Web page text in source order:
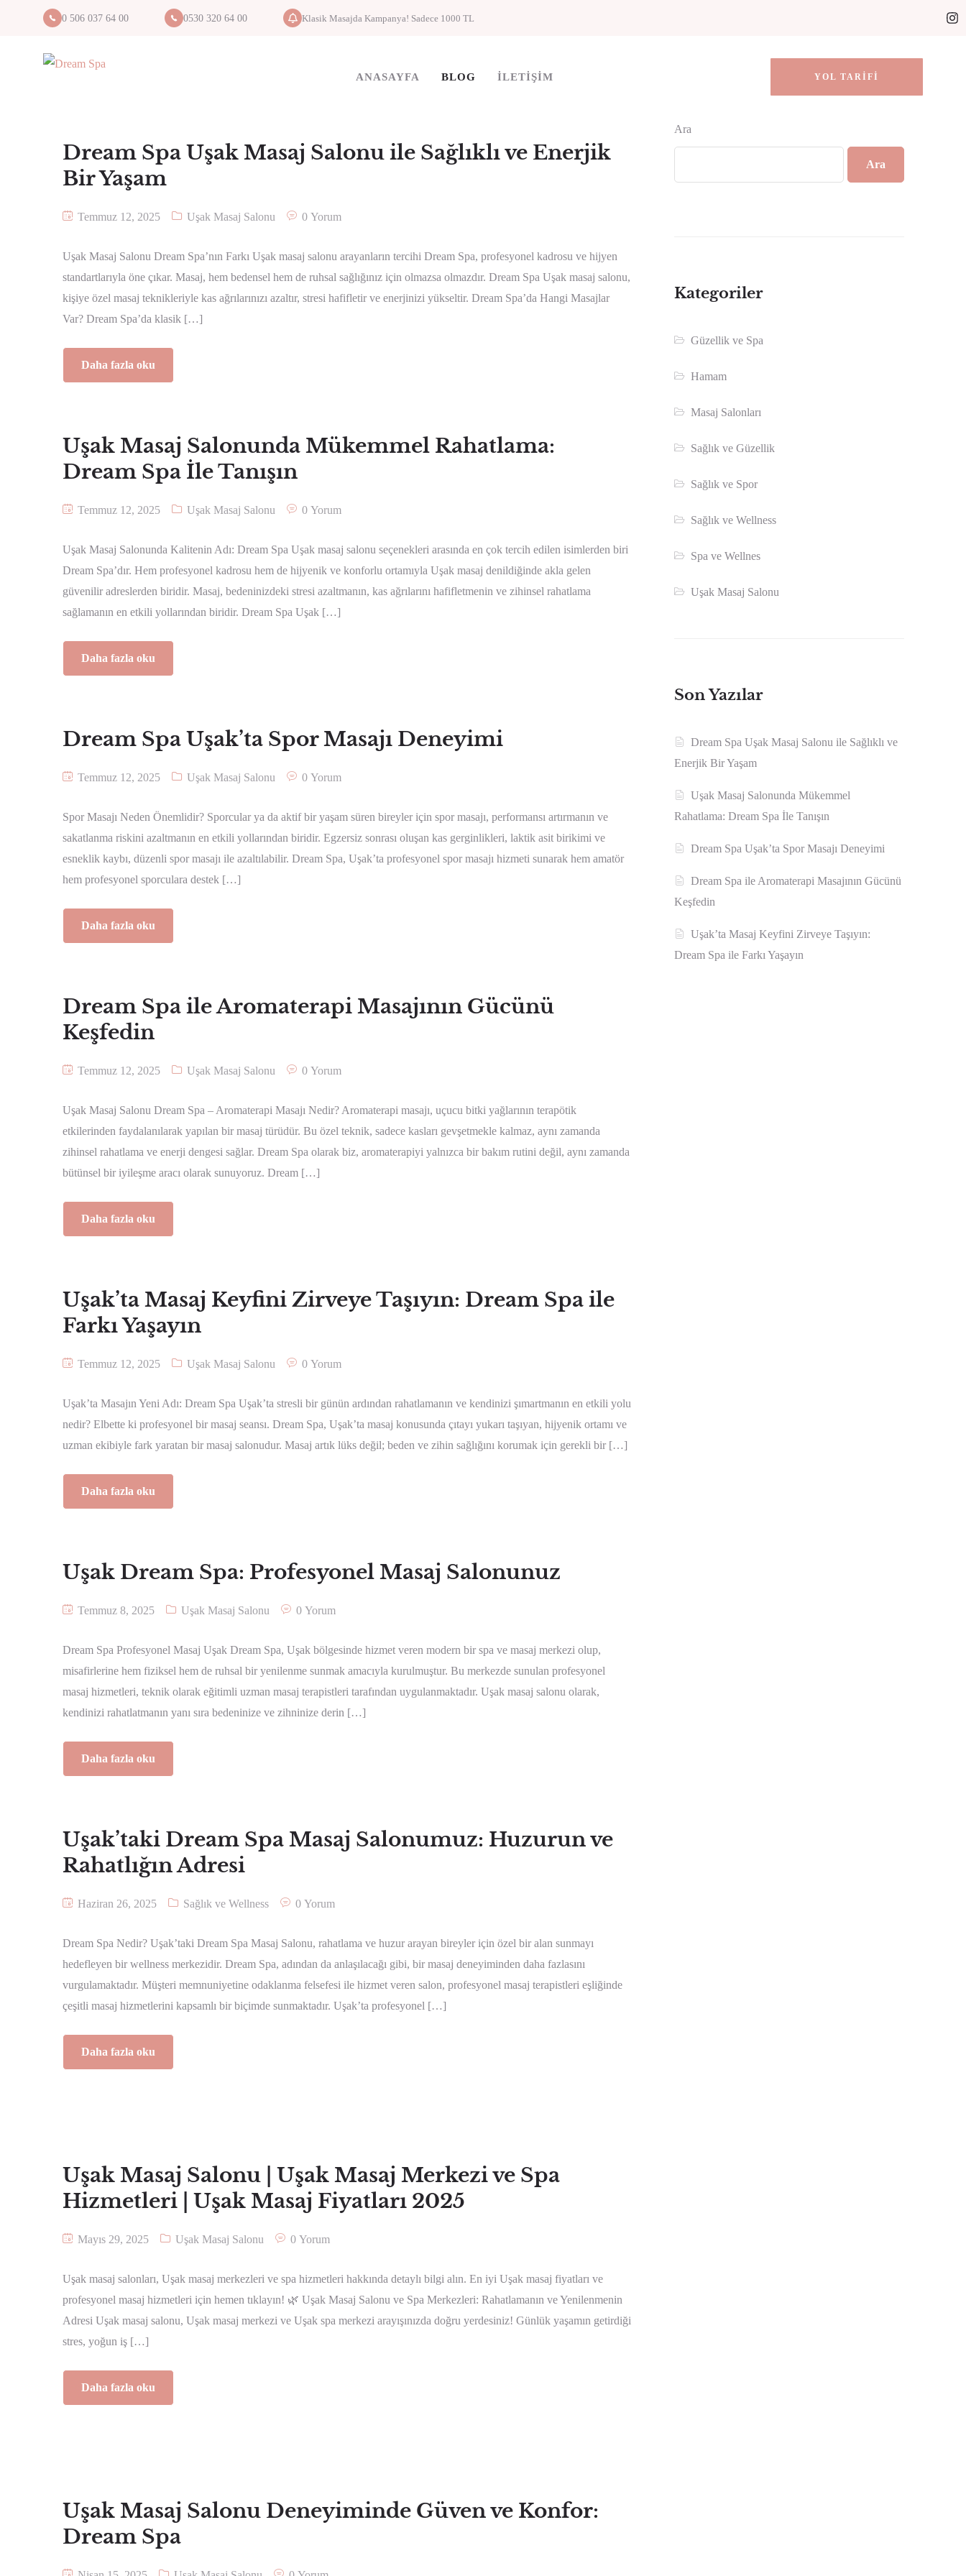
0 506 037 64 00 0530 320 64 00 Klasik Masajda Kampanya! Sadece 1000 TL
ANASAYFA BLOG İLETIŞIM YOL TARIFI
Dream Spa Uşak Masaj Salonu ile Sağlıklı ve Enerjik
Bir Yaşam
Temmuz 12, 2025 Uşak Masaj Salonu 0 Yorum
Uşak Masaj Salonu Dream Spa’nın Farkı Uşak masaj salonu arayanların tercihi Dream Spa, profesyonel kadrosu ve hijyen
standartlarıyla öne çıkar. Masaj, hem bedensel hem de ruhsal sağlığınız için olmazsa olmazdır. Dream Spa Uşak masaj salonu,
kişiye özel masaj teknikleriyle kas ağrılarınızı azaltır, stresi hafifletir ve enerjinizi yükseltir. Dream Spa’da Hangi Masajlar
Var? Dream Spa’da klasik […]
Daha fazla oku
Uşak Masaj Salonunda Mükemmel Rahatlama:
Dream Spa İle Tanışın
Temmuz 12, 2025 Uşak Masaj Salonu 0 Yorum
Uşak Masaj Salonunda Kalitenin Adı: Dream Spa Uşak masaj salonu seçenekleri arasında en çok tercih edilen isimlerden biri
Dream Spa’dır. Hem profesyonel kadrosu hem de hijyenik ve konforlu ortamıyla Uşak masaj denildiğinde akla gelen
güvenilir adreslerden biridir. Masaj, bedeninizdeki stresi azaltmanın, kas ağrılarını hafifletmenin ve zihinsel rahatlama
sağlamanın en etkili yollarından biridir. Dream Spa Uşak […]
Daha fazla oku
Dream Spa Uşak’ta Spor Masajı Deneyimi
Temmuz 12, 2025 Uşak Masaj Salonu 0 Yorum
Spor Masajı Neden Önemlidir? Sporcular ya da aktif bir yaşam süren bireyler için spor masajı, performansı artırmanın ve
sakatlanma riskini azaltmanın en etkili yollarından biridir. Egzersiz sonrası oluşan kas gerginlikleri, laktik asit birikimi ve
esneklik kaybı, düzenli spor masajı ile azaltılabilir. Dream Spa, Uşak’ta profesyonel spor masajı hizmeti sunarak hem amatör
hem profesyonel sporculara destek […]
Daha fazla oku
Dream Spa ile Aromaterapi Masajının Gücünü
Keşfedin
Temmuz 12, 2025 Uşak Masaj Salonu 0 Yorum
Uşak Masaj Salonu Dream Spa – Aromaterapi Masajı Nedir? Aromaterapi masajı, uçucu bitki yağlarının terapötik
etkilerinden faydalanılarak yapılan bir masaj türüdür. Bu özel teknik, sadece kasları gevşetmekle kalmaz, aynı zamanda
zihinsel rahatlama ve enerji dengesi sağlar. Dream Spa olarak biz, aromaterapiyi yalnızca bir bakım rutini değil, aynı zamanda
bütünsel bir iyileşme aracı olarak sunuyoruz. Dream […]
Daha fazla oku
Uşak’ta Masaj Keyfini Zirveye Taşıyın: Dream Spa ile
Farkı Yaşayın
Temmuz 12, 2025 Uşak Masaj Salonu 0 Yorum
Uşak’ta Masajın Yeni Adı: Dream Spa Uşak’ta stresli bir günün ardından rahatlamanın ve kendinizi şımartmanın en etkili yolu
nedir? Elbette ki profesyonel bir masaj seansı. Dream Spa, Uşak’ta masaj konusunda çıtayı yukarı taşıyan, hijyenik ortamı ve
uzman ekibiyle fark yaratan bir masaj salonudur. Masaj artık lüks değil; beden ve zihin sağlığını korumak için gerekli bir […]
Daha fazla oku
Uşak Dream Spa: Profesyonel Masaj Salonunuz
Temmuz 8, 2025 Uşak Masaj Salonu 0 Yorum
Dream Spa Profesyonel Masaj Uşak Dream Spa, Uşak bölgesinde hizmet veren modern bir spa ve masaj merkezi olup,
misafirlerine hem fiziksel hem de ruhsal bir yenilenme sunmak amacıyla kurulmuştur. Bu merkezde sunulan profesyonel
masaj hizmetleri, teknik olarak eğitimli uzman masaj terapistleri tarafından uygulanmaktadır. Uşak masaj salonu olarak,
kendinizi rahatlatmanın yanı sıra bedeninize ve zihninize derin […]
Daha fazla oku
Uşak’taki Dream Spa Masaj Salonumuz: Huzurun ve
Rahatlığın Adresi
Haziran 26, 2025 Sağlık ve Wellness 0 Yorum
Dream Spa Nedir? Uşak’taki Dream Spa Masaj Salonu, rahatlama ve huzur arayan bireyler için özel bir alan sunmayı
hedefleyen bir wellness merkezidir. Dream Spa, adından da anlaşılacağı gibi, bir masaj deneyiminden daha fazlasını
vurgulamaktadır. Müşteri memnuniyetine odaklanma felsefesi ile hizmet veren salon, profesyonel masaj terapistleri eşliğinde
çeşitli masaj hizmetlerini kapsamlı bir biçimde sunmaktadır. Uşak’ta profesyonel […]
Daha fazla oku
Uşak Masaj Salonu | Uşak Masaj Merkezi ve Spa
Hizmetleri | Uşak Masaj Fiyatları 2025
Mayıs 29, 2025 Uşak Masaj Salonu 0 Yorum
Uşak masaj salonları, Uşak masaj merkezleri ve spa hizmetleri hakkında detaylı bilgi alın. En iyi Uşak masaj fiyatları ve
profesyonel masaj hizmetleri için hemen tıklayın! 🌿 Uşak Masaj Salonu ve Spa Merkezleri: Rahatlamanın ve Yenilenmenin
Adresi Uşak masaj salonu, Uşak masaj merkezi ve Uşak spa merkezi arayışınızda doğru yerdesiniz! Günlük yaşamın getirdiği
stres, yoğun iş […]
Daha fazla oku
Uşak Masaj Salonu Deneyiminde Güven ve Konfor:
Dream Spa
Ara
Ara
Kategoriler
Güzellik ve Spa
Hamam
Masaj Salonları
Sağlık ve Güzellik
Sağlık ve Spor
Sağlık ve Wellness
Spa ve Wellnes
Uşak Masaj Salonu
Son Yazılar
Dream Spa Uşak Masaj Salonu ile Sağlıklı ve
Enerjik Bir Yaşam
Uşak Masaj Salonunda Mükemmel
Rahatlama: Dream Spa İle Tanışın
Dream Spa Uşak’ta Spor Masajı Deneyimi
Dream Spa ile Aromaterapi Masajının Gücünü
Keşfedin
Uşak’ta Masaj Keyfini Zirveye Taşıyın:
Dream Spa ile Farkı Yaşayın